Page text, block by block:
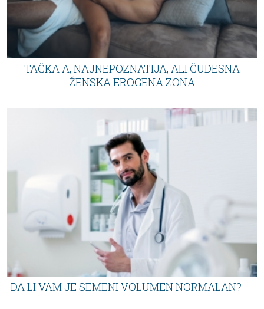
TAČKA A, NAJNEPOZNATIJA, ALI ČUDESNA
ŽENSKA EROGENA ZONA
DA LI VAM JE SEMENI VOLUMEN NORMALAN?